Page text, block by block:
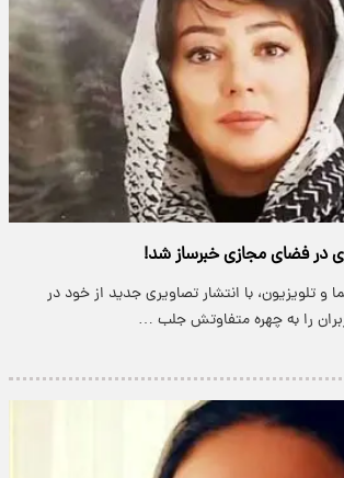
در فضای مجازی خبرساز شد!
و تلویزیون، با انتشار تصاویری جدید از خود در
را به چهره متفاوتش جلب …